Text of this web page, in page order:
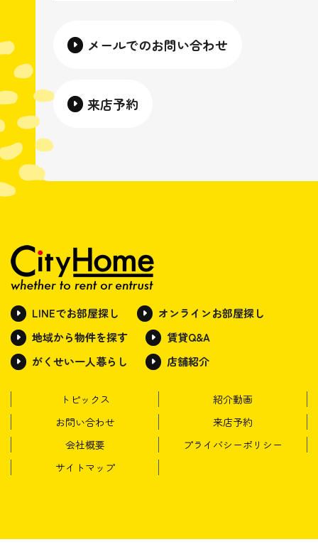
メールでのお問い合わせ
来店予約
LINEでお部屋探し
オンラインお部屋探し
地域から物件を探す
賃貸Q&A
がくせい一人暮らし
店舗紹介
トピックス
紹介動画
お問い合わせ
来店予約
会社概要
プライバシーポリシー
サイトマップ